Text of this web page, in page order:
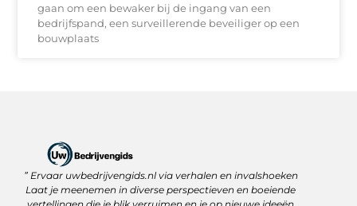
gaan om een bewaker bij de ingang van een
bedrijfspand, een surveillerende beveiliger op een
bouwplaats
” Ervaar uwbedrijvengids.nl via verhalen en invalshoeken
Laat je meenemen in diverse perspectieven en boeiende